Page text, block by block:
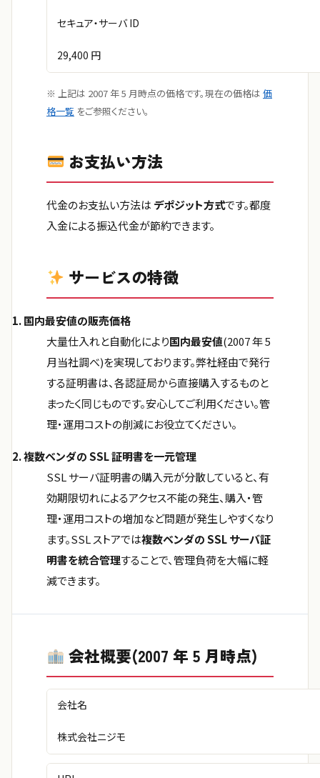
セキュア・サーバ ID
29,400 円
※ 上記は 2007 年 5 月時点の価格です。現在の価格は 価
格一覧 をご参照ください。
お支払い方法
代金のお支払い方法は デポジット方式です。都度
入金による振込代金が節約できます。
サービスの特徴
1. 国内最安値の販売価格
大量仕入れと自動化により国内最安値(2007 年 5
月当社調べ)を実現しております。弊社経由で発行
する証明書は、各認証局から直接購入するものと
まったく同じものです。安心してご利用ください。管
理・運用コストの削減にお役立てください。
2. 複数ベンダの SSL 証明書を一元管理
SSL サーバ証明書の購入元が分散していると、有
効期限切れによるアクセス不能の発生、購入・管
理・運用コストの増加など問題が発生しやすくなり
ます。SSL ストアでは複数ベンダの SSL サーバ証
明書を統合管理することで、管理負荷を大幅に軽
減できます。
会社概要(2007 年 5 月時点)
会社名
株式会社ニジモ